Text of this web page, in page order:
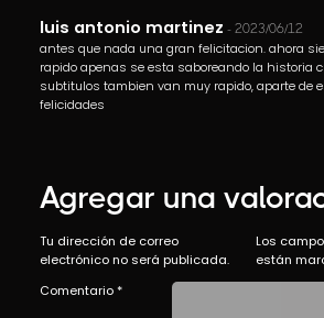
luis antonio martinez - 2023/06/12
antes que nada una gran felicitacion. ahora
rapido apenas se esta saboreando la historia
subtitulos tambien van muy rapido, aparte de
felicidades
Agregar una
Tu dirección de correo
electrónico no será publicada.
Los
están
Comentario*